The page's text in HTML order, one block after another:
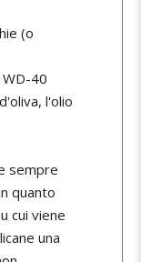
(o
40
l'olio
sempre
quanto
cui viene
una